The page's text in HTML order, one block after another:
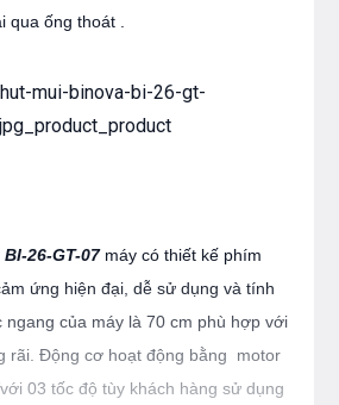
qua ống thoát .
BI-26-GT-07 máy có thiết kế phím
ứng hiện đại, dễ sử dụng và tính
ngang của máy là 70 cm phù hợp với
rãi. Động cơ hoạt động bằng motor
03 tốc độ tùy khách hàng sử dụng